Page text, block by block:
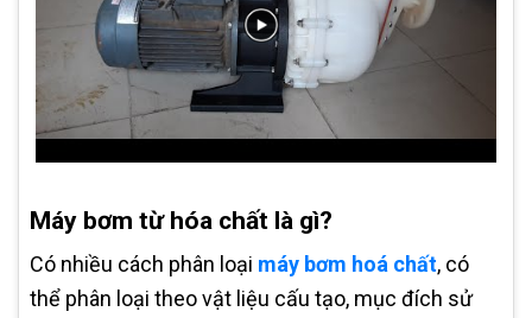
Máy bơm từ hóa chất là gì?
Có nhiều cách phân loại máy bơm hoá chất, có
thể phân loại theo vật liệu cấu tạo, mục đích sử